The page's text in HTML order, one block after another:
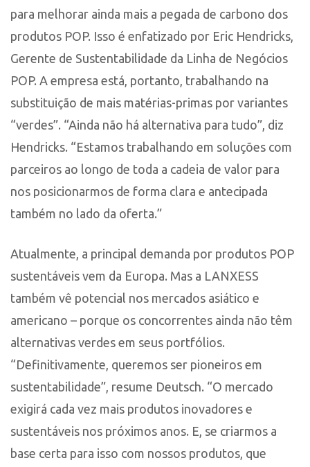
para melhorar ainda mais a pegada de carbono dos
produtos POP. Isso é enfatizado por Eric Hendricks,
Gerente de Sustentabilidade da Linha de Negócios
POP. A empresa está, portanto, trabalhando na
substituição de mais matérias-primas por variantes
“verdes”. “Ainda não há alternativa para tudo”, diz
Hendricks. “Estamos trabalhando em soluções com
parceiros ao longo de toda a cadeia de valor para
nos posicionarmos de forma clara e antecipada
também no lado da oferta.”
Atualmente, a principal demanda por produtos POP
sustentáveis vem da Europa. Mas a LANXESS
também vê potencial nos mercados asiático e
americano – porque os concorrentes ainda não têm
alternativas verdes em seus portfólios.
“Definitivamente, queremos ser pioneiros em
sustentabilidade”, resume Deutsch. “O mercado
exigirá cada vez mais produtos inovadores e
sustentáveis nos próximos anos. E, se criarmos a
base certa para isso com nossos produtos, que